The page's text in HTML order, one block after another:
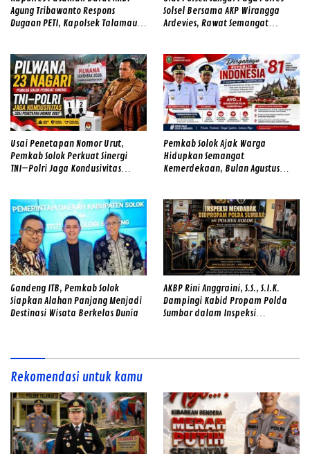
Agung Tribawanto Respons
Dugaan PETI, Kapolsek Talamau
Solsel Bersama AKP Wirangga
Ardevies, Rawat Semangat
Usai Penetapan Nomor Urut,
Pemkab Solok Perkuat Sinergi
TNI–Polri Jaga Kondusivitas
Pemkab Solok Ajak Warga
Hidupkan Semangat
Kemerdekaan, Bulan Agustus
Gandeng ITB, Pemkab Solok
Siapkan Alahan Panjang Menjadi
Destinasi Wisata Berkelas Dunia
AKBP Rini Anggraini, S.S., S.I.K.
Dampingi Kabid Propam Polda
Sumbar dalam Inspeksi
kepada Masyarakat
Rekomendasi untuk kamu